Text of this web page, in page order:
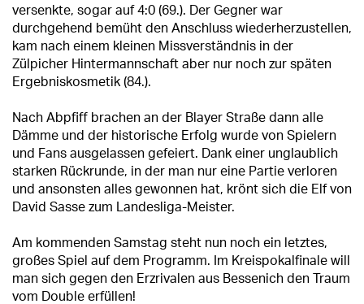
versenkte, sogar auf 4:0 (69.). Der Gegner war
durchgehend bemüht den Anschluss wiederherzustellen,
kam nach einem kleinen Missverständnis in der
Zülpicher Hintermannschaft aber nur noch zur späten
Ergebniskosmetik (84.).
Nach Abpfiff brachen an der Blayer Straße dann alle
Dämme und der historische Erfolg wurde von Spielern
und Fans ausgelassen gefeiert. Dank einer unglaublich
starken Rückrunde, in der man nur eine Partie verloren
und ansonsten alles gewonnen hat, krönt sich die Elf von
David Sasse zum Landesliga-Meister.
Am kommenden Samstag steht nun noch ein letztes,
großes Spiel auf dem Programm. Im Kreispokalfinale will
man sich gegen den Erzrivalen aus Bessenich den Traum
vom Double erfüllen!